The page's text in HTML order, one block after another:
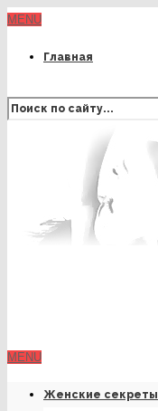
MENU
Главная
MENU
Женские секреты